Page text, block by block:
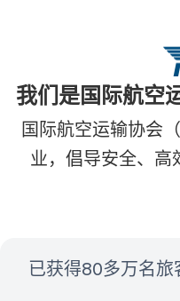
我们是国际航空
国际航空运输协会
业，倡导安全、高
已获得80多万名